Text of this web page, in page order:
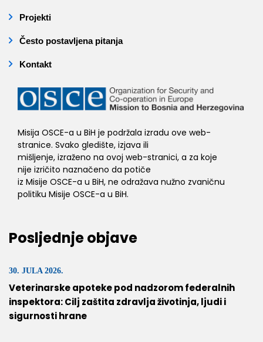
Projekti
Često postavljena pitanja
Kontakt
Misija OSCE-a u BiH je podržala izradu ove web-
stranice. Svako gledište, izjava ili
mišljenje, izraženo na ovoj web-stranici, a za koje
nije izričito naznačeno da potiče
iz Misije OSCE-a u BiH, ne odražava nužno zvaničnu
politiku Misije OSCE-a u BiH.
Posljednje objave
30. JULA 2026.
Veterinarske apoteke pod nadzorom federalnih
inspektora: Cilj zaštita zdravlja životinja, ljudi i
sigurnosti hrane